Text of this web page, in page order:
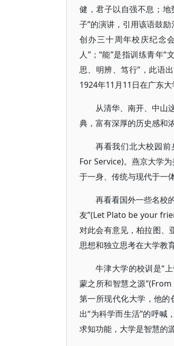
健，君子以自强不息；
子”的演讲，引用该语鼓
创办三十周年校庆纪念
人”；“能”是指训练青年
思、明辨、笃行”，此语
1924年11月11日在广东大
从清华、南开、中山
典，富有深厚的历史感和
再看我们北大校园
For Service)。燕京大学
于一身、传统与现代于一
再看看国外一些名校
友”(Let Plato be your
对此会有意见，柏拉图、
思想和独立思考在大学教
牛津大学的校训是“
蒙之所和智慧之源
第一所现代化大学，他的
出“为科学而生活”的呼喊
求知功能，大学是智慧的